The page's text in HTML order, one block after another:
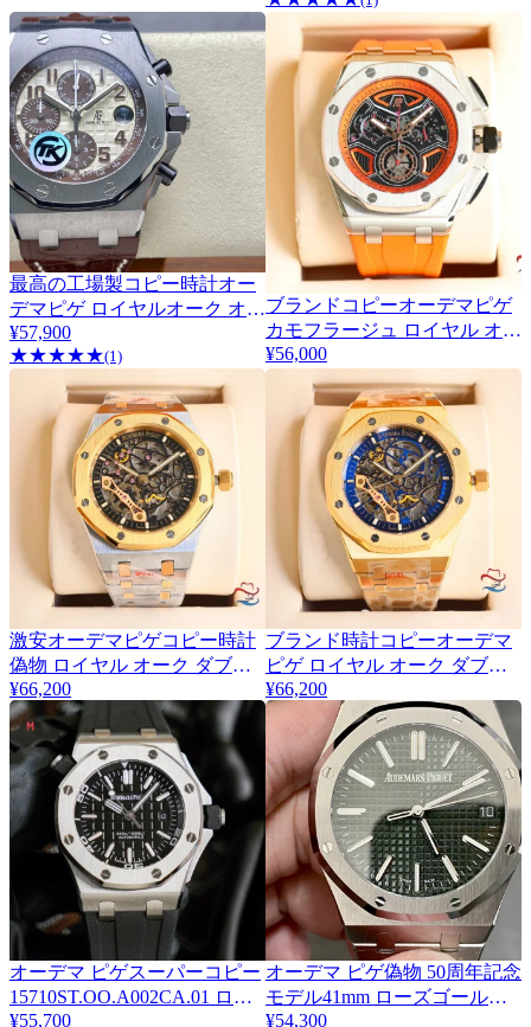
最高の工場製コピー時計オー
デマピゲ ロイヤルオーク オフ
ショア シリーズ 173489
¥57,900
★★★★★(1)
8
ブランドコピーオーデマピゲ
カモフラージュ ロイヤル オフ
ショア時計専門店 AP569004-1
¥56,000
激安オーデマピゲコピー時計
偽物 ロイヤル オーク ダブル
バランス スケルトン AP5524
¥66,200
ブランド時計コピーオーデマ
ピゲ ロイヤル オーク ダブル
バランス スケルトン AP5523
¥66,200
オーデマ ピゲスーパーコピー
15710ST.OO.A002CA.01 ロイ
ヤル オーク オフショア機械式
¥55,700
オーデマ ピゲ偽物 50周年記念
モデル41mm ローズゴールド
新品 15510ST
¥54,300